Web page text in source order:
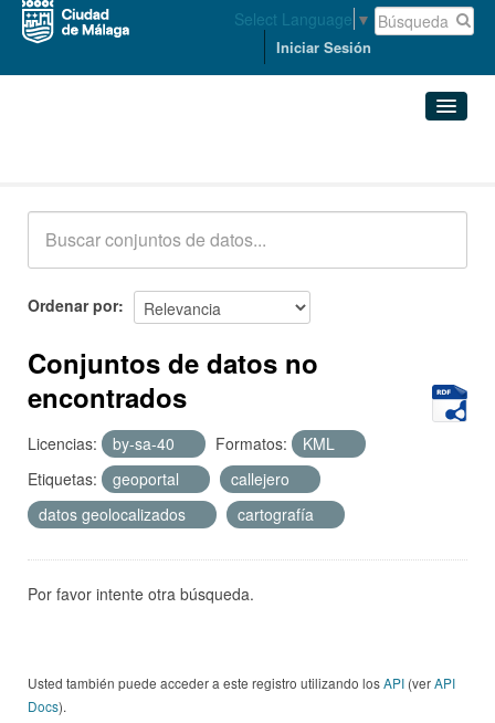
Select Language ▼
Iniciar Sesión
Acerca de
Ordenar por
Conjuntos de datos no
encontrados
Licencias: by-sa-40 Formatos:
KML
Etiquetas:
geoportal
callejero
datos geolocalizados
cartografía
Por favor intente otra búsqueda.
Usted también puede acceder a este registro utilizando losAPI (verAPI
Docs).